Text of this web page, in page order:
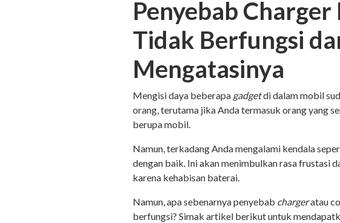
Penyebab
Tidak Berfungsi
Mengatasinya
Mengisi daya beberapa gadgetdi dalam mobil
orang, terutama jika Anda termasuk orang yang
berupa mobil.
Namun, terkadang Anda mengalami kendala
dengan baik. Ini akan menimbulkan rasa frustasi
karena kehabisan baterai.
Namun, apa sebenarnya penyebab chargeratau
berfungsi? Simak artikel berikut untuk